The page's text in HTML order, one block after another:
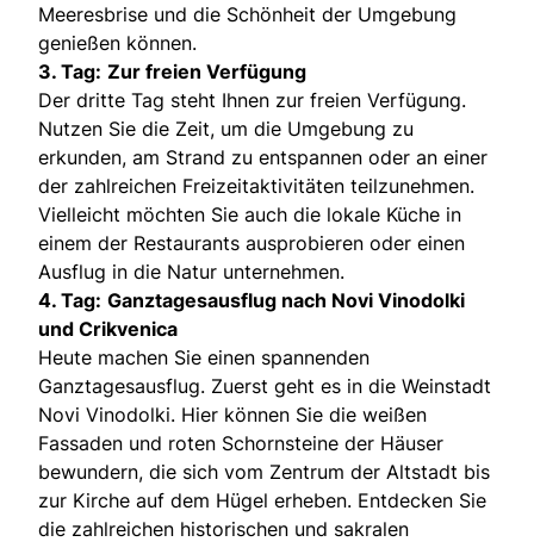
Meeresbrise und die Schönheit der Umgebung
genießen können.
3. Tag: Zur freien Verfügung
Der dritte Tag steht Ihnen zur freien Verfügung.
Nutzen Sie die Zeit, um die Umgebung zu
erkunden, am Strand zu entspannen oder an einer
der zahlreichen Freizeitaktivitäten teilzunehmen.
Vielleicht möchten Sie auch die lokale Küche in
einem der Restaurants ausprobieren oder einen
Ausflug in die Natur unternehmen.
4. Tag: Ganztagesausflug nach Novi Vinodolki
und Crikvenica
Heute machen Sie einen spannenden
Ganztagesausflug. Zuerst geht es in die Weinstadt
Novi Vinodolki. Hier können Sie die weißen
Fassaden und roten Schornsteine der Häuser
bewundern, die sich vom Zentrum der Altstadt bis
zur Kirche auf dem Hügel erheben. Entdecken Sie
die zahlreichen historischen und sakralen